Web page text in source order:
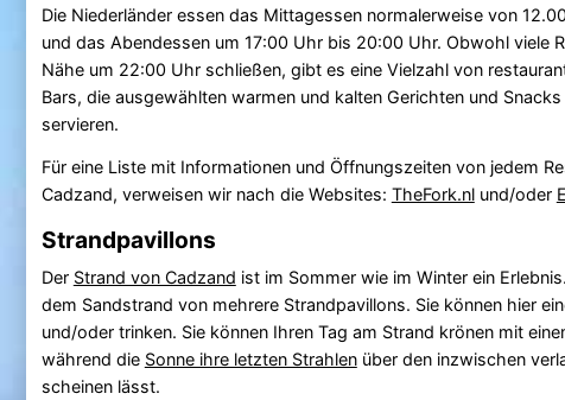
Die Niederländer essen das Mittagessen normalerweise von
und das Abendessen um 17:00 Uhr bis 20:00 Uhr. Obwohl viele
Nähe um 22:00 Uhr schließen, gibt es eine Vielzahl von
Bars, die ausgewählten warmen und kalten Gerichten und
servieren.
Für eine Liste mit Informationen und Öffnungszeiten von jedem
Cadzand, verweisen wir nach die Websites: TheFork.nlund/oder
Strandpavillons
Der Strand von Cadzand ist im Sommer wie im Winter ein
dem Sandstrand von mehrere Strandpavillons. Sie können hier
und/oder trinken. Sie können Ihren Tag am Strand krönen mit
während die Sonne ihre letzten Strahlenüber den inzwischen
scheinen lässt.